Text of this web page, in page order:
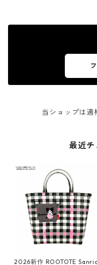
当ショップは適
最近
2026新作 ROOTOTE